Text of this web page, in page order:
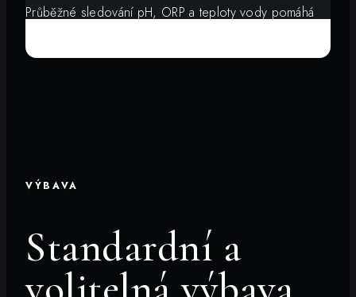
Průběžné sledování pH, ORP a teploty vody pomáhá
odhadování, čistější voda a pohodlnější údržba.
VÝBAVA
Standardní a